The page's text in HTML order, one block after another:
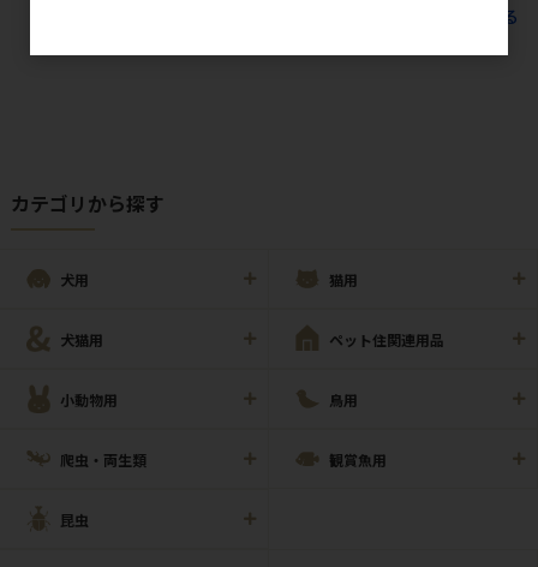
すべてのおすすめ商品を見る
カテゴリから探す
犬用 猫用
犬猫用 ペット住関連用品
小動物用 鳥用
爬虫・両生類 観賞魚用
昆虫